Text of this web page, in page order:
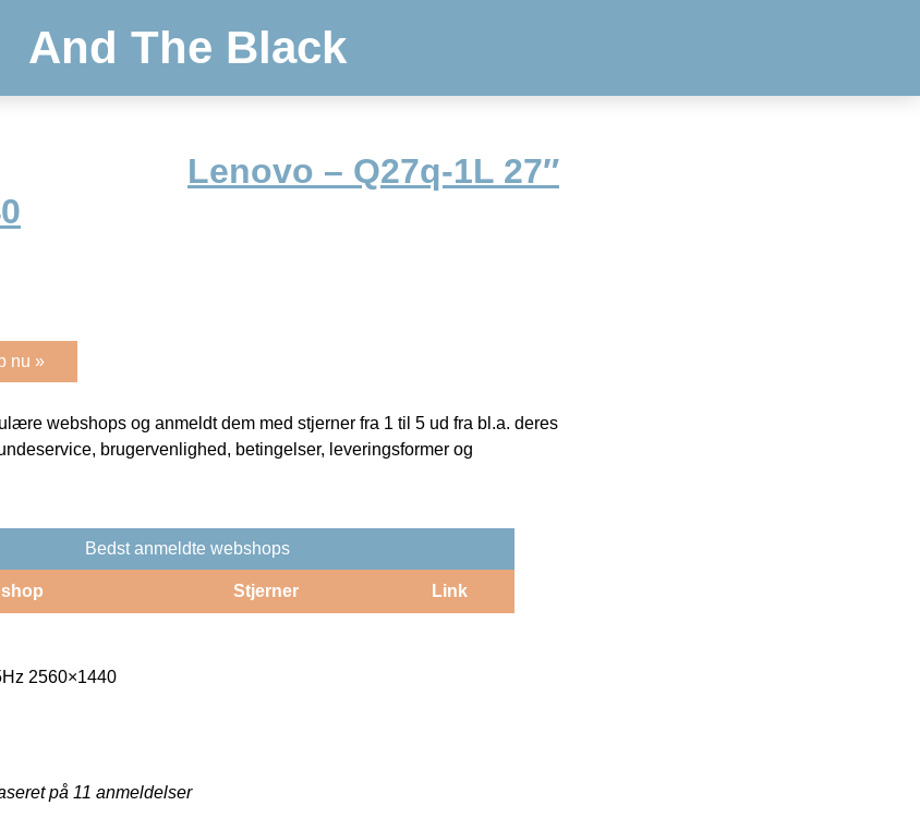
And The Black
Lenovo – Q27q-1L 27″
nu »
webshops og anmeldt dem med stjerner fra 1 til 5 ud fra bl.a. deres
brugervenlighed, betingelser, leveringsformer og
Bedst anmeldte webshops
Stjerner Link
2560×1440
på 11 anmeldelser